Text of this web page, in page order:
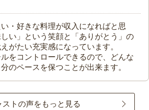
・好きな料理が収入になればと思
い」という笑顔と「ありがとう」の
がたい充実感になっています。
をコントロールできるので、どんな
のペースを保つことが出来ます。
ストの声をもっと見る